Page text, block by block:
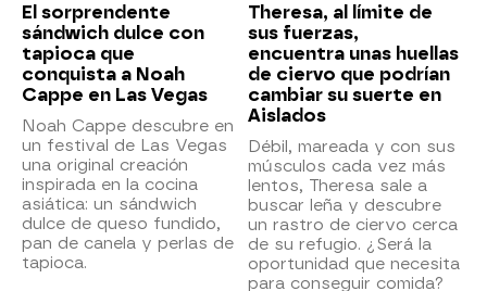
El sorprendente
sándwich dulce con
tapioca que
conquista a Noah
Cappe en Las Vegas
Noah Cappe descubre en
un festival de Las Vegas
una original creación
inspirada en la cocina
asiática: un sándwich
dulce de queso fundido,
pan de canela y perlas de
tapioca.
Theresa, al límite de
sus fuerzas,
encuentra unas huellas
de ciervo que podrían
cambiar su suerte en
Aislados
Débil, mareada y con sus
músculos cada vez más
lentos, Theresa sale a
buscar leña y descubre
un rastro de ciervo cerca
de su refugio. ¿Será la
oportunidad que necesita
para conseguir comida?